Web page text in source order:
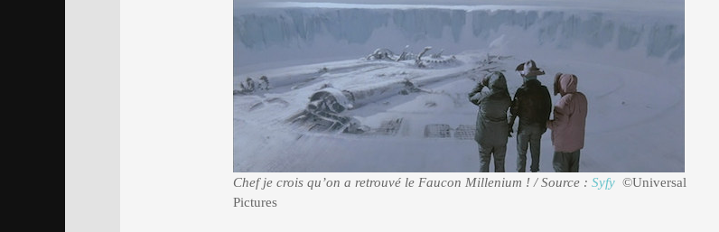
Chef je crois qu’on a retrouvé le Faucon Millenium ! / Source : Syfy ©Universal
Pictures